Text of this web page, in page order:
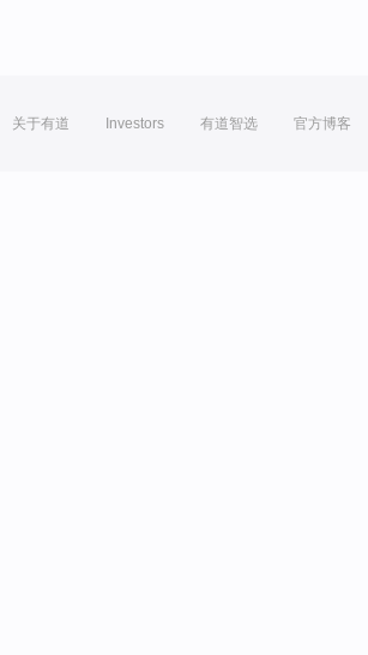
关于有道 Investors 有道智选 官方博客